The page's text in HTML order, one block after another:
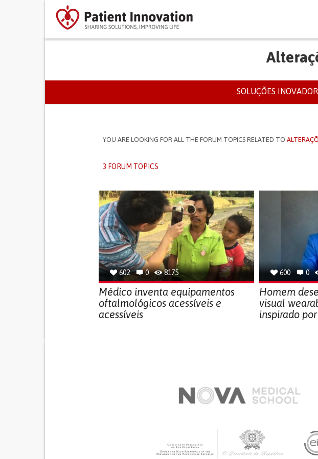
SEPARADORES PRIMÁRIOSSOLUÇÕES
YOU ARE LOOKING FOR ALL THE FORUM TOPICS RELATED TO
3 FORUM TOPICS
602 0 8175
Médico inventa equipamentos
oftalmológicos acessíveis e
acessíveis
600 0
Homem
visual
inspirado